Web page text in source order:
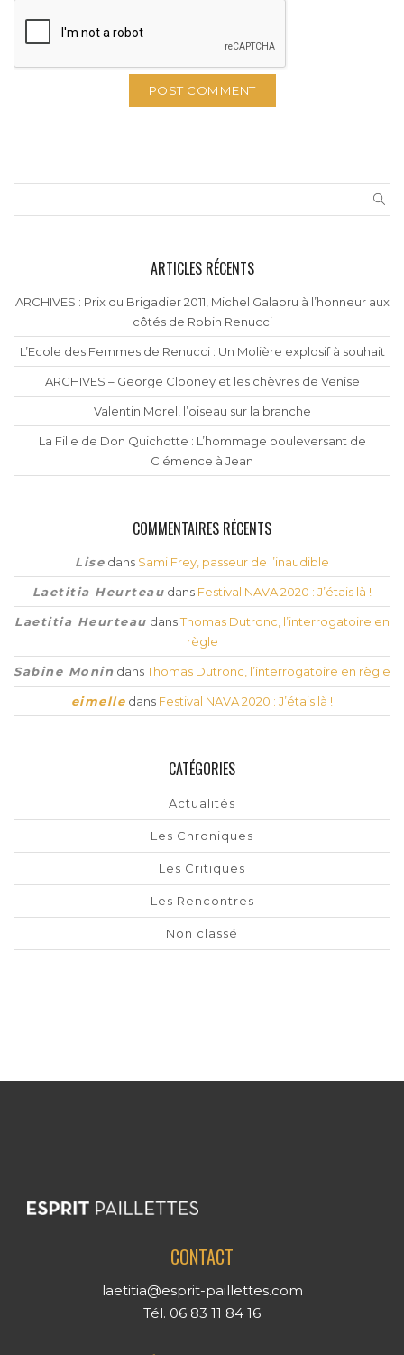
ARTICLES RÉCENTS
ARCHIVES : Prix du Brigadier 2011, Michel Galabru à l’honneur aux
côtés de Robin Renucci
L’Ecole des Femmes de Renucci : Un Molière explosif à souhait
ARCHIVES – George Clooney et les chèvres de Venise
Valentin Morel, l’oiseau sur la branche
La Fille de Don Quichotte : L’hommage bouleversant de
Clémence à Jean
COMMENTAIRES RÉCENTS
Lise dans Sami Frey, passeur de l’inaudible
Laetitia Heurteau dans Festival NAVA 2020 : J’étais là !
Laetitia Heurteau dansThomas Dutronc, l’interrogatoire en
règle
Sabine Monin dansThomas Dutronc, l’interrogatoire en règle
eimelle dans Festival NAVA 2020 : J’étais là !
CATÉGORIES
Actualités
Les Chroniques
Les Critiques
Les Rencontres
Non classé
CONTACT
laetitia@esprit-paillettes.com
Tél. 06 83 11 84 16